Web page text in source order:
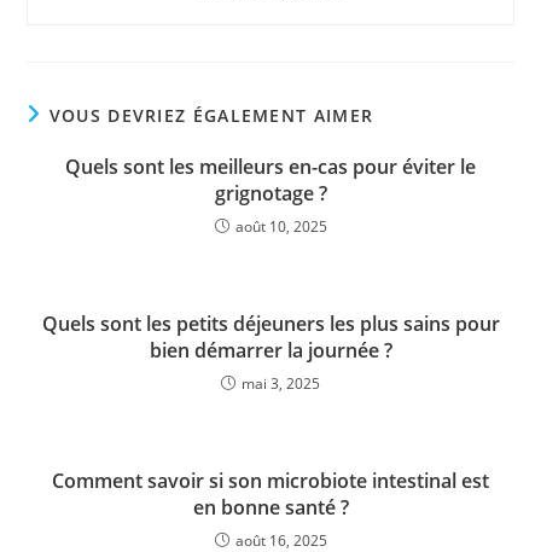
VOUS DEVRIEZ ÉGALEMENT AIMER
Quels sont les meilleurs en-cas pour éviter le
grignotage ?
août 10, 2025
Quels sont les petits déjeuners les plus sains pour
bien démarrer la journée ?
mai 3, 2025
Comment savoir si son microbiote intestinal est
en bonne santé ?
août 16, 2025